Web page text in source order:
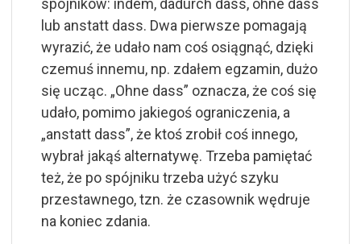
spójników: indem, dadurch dass, ohne dass
lub anstatt dass. Dwa pierwsze pomagają
wyrazić, że udało nam coś osiągnąć, dzięki
czemuś innemu, np. zdałem egzamin, dużo
się ucząc. „Ohne dass” oznacza, że coś się
udało, pomimo jakiegoś ograniczenia, a
„anstatt dass”, że ktoś zrobił coś innego,
wybrał jakąś alternatywę. Trzeba pamiętać
też, że po spójniku trzeba użyć szyku
przestawnego, tzn. że czasownik wędruje
na koniec zdania.